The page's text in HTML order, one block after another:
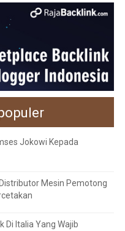
Jokowi Kepada
Mesin Pemotong
Di Italia Yang Wajib